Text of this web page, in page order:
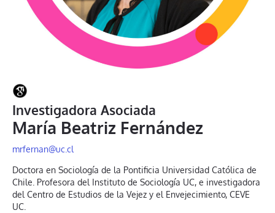
Investigadora Asociada
María Beatriz Fernández
mrfernan@uc.cl
Doctora en Sociología de la Pontificia Universidad Católica de
Chile. Profesora del Instituto de Sociología UC, e investigadora
del Centro de Estudios de la Vejez y el Envejecimiento, CEVE
UC.